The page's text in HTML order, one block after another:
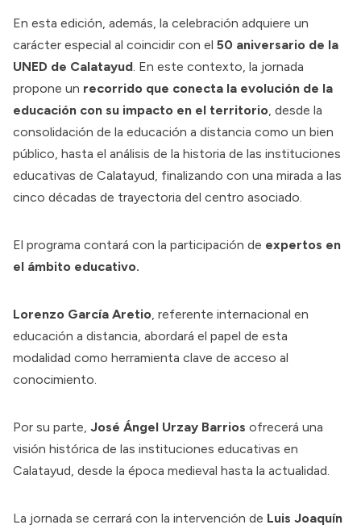
En esta edición, además, la celebración adquiere un
carácter especial al coincidir con el 50 aniversario de la
UNED de Calatayud. En este contexto, la jornada
propone un recorrido que conecta la evolución de la
educación con su impacto en el territorio, desde la
consolidación de la educación a distancia como un bien
público, hasta el análisis de la historia de las instituciones
educativas de Calatayud, finalizando con una mirada a las
cinco décadas de trayectoria del centro asociado.
El programa contará con la participación de expertos en
el ámbito educativo.
Lorenzo García Aretio, referente internacional en
educación a distancia, abordará el papel de esta
modalidad como herramienta clave de acceso al
conocimiento.
Por su parte, José Ángel Urzay Barrios ofrecerá una
visión histórica de las instituciones educativas en
Calatayud, desde la época medieval hasta la actualidad.
La jornada se cerrará con la intervención de Luis Joaquín